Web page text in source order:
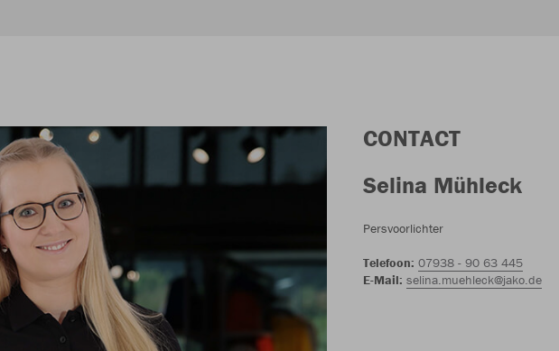
CONTACT
Selina Mühleck
Persvoorlichter
Telefoon: 07938 - 90 63 445
E-Mail: selina.muehleck@jako.de